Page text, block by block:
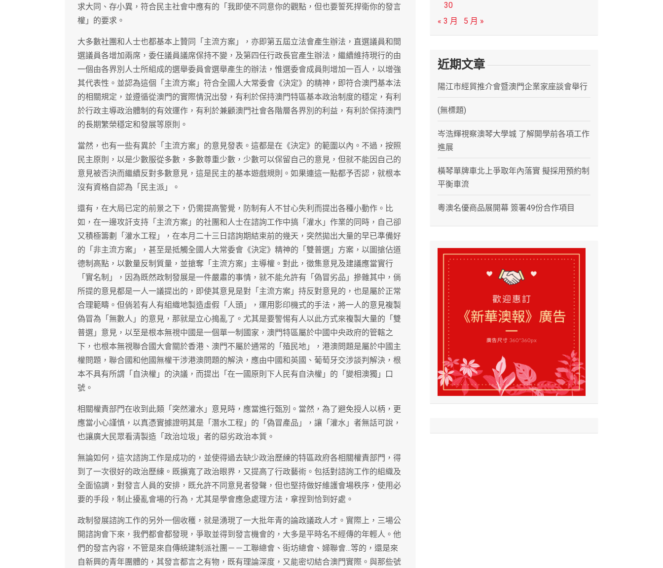
求大同、存小異，符合民主社會中應有的「我即使不同意你的觀點，但也要誓死捍衛你的發言
權」的要求。
大多數社團和人士也都基本上贊同「主流方案」，亦即第五屆立法會產生辦法，直選議員和間
選議員各增加兩席，委任議員議席保持不變，及第四任行政長官產生辦法，繼續維持現行的由
一個由各界別人士所組成的選舉委員會選舉產生的辦法，惟選委會成員則增加一百人，以增強
其代表性。並認為這個「主流方案」符合全國人大常委會《決定》的精神，即符合澳門基本法
的相關規定，並遵循從澳門的實際情況出發，有利於保持澳門特區基本政治制度的穩定，有利
於行政主導政治體制的有效運作，有利於兼顧澳門社會各階層各界別的利益，有利於保持澳門
的長期繁榮穩定和發展等原則。
當然，也有一些有異於「主流方案」的意見發表。這都是在《決定》的範圍以內。不過，按照
民主原則，以是少數服從多數，多數尊重少數，少數可以保留自己的意見，但就不能因自己的
意見被否決而繼續反對多數意見，這是民主的基本遊戲規則。如果連這一點都予否認，就根本
沒有資格自認為「民主派」。
還有，在大局已定的前景之下，仍需提高警覺，防制有人不甘心失利而提出各種小動作。比
如，在一邊攻訐支持「主流方案」的社團和人士在諮詢工作中搞「灌水」作業的同時，自己卻
又積極籌劃「灌水工程」，在本月二十三日諮詢期結束前的幾天，突然拋出大量的早已準備好
的「非主流方案」，甚至是抵觸全國人大常委會《決定》精神的「雙普選」方案，以圖搶佔道
德制高點，以數量反制質量，並搶奪「主流方案」主導權。對此，徵集意見及建議應當實行
「實名制」，因為既然政制發展是一件嚴肅的事情，就不能允許有「偽冒劣品」摻雜其中，倘
所提的意見都是一人一議提出的，即使其意見是對「主流方案」持反對意見的，也是屬於正常
合理範疇。但倘若有人有組織地製造虛假「人頭」，運用影印機式的手法，將一人的意見複製
偽冒為「無數人」的意見，那就是立心搗亂了。尤其是要警惕有人以此方式來複製大量的「雙
普選」意見，以至是根本無視中國是一個單一制國家，澳門特區屬於中國中央政府的管轄之
下，也根本無視聯合國大會關於香港、澳門不屬於通常的「殖民地」，港澳問題是屬於中國主
權問題，聯合國和他國無權干涉港澳問題的解決，應由中國和英國、葡萄牙交涉談判解決，根
本不具有所謂「自決權」的決議，而提出「在一國原則下人民有自決權」的「變相澳獨」口
號。
相關權責部門在收到此類「突然灌水」意見時，應當進行甄別。當然，為了避免授人以柄，更
應當小心謹慎，以真憑實據證明其是「潛水工程」的「偽冒產品」，讓「灌水」者無話可說，
也讓廣大民眾看清製造「政治垃圾」者的惡劣政治本質。
無論如何，這次諮詢工作是成功的，並使得過去缺少政治歷練的特區政府各相關權責部門，得
到了一次很好的政治歷練。既擴寬了政治眼界，又提高了行政藝術。包括對諮詢工作的組織及
全面協調，對發言人員的安排，既允許不同意見者發聲，但也堅持做好維護會場秩序，使用必
要的手段，制止擾亂會場的行為，尤其是學會應急處理方法，拿捏到恰到好處。
政制發展諮詢工作的另外一個收穫，就是湧現了一大批年青的論政議政人才。實際上，三場公
開諮詢會下來，我們都會都發現，爭取並得到發言機會的，大多是平時名不經傳的年輕人。他
們的發言內容，不管是來自傳統建制派社團－－工聯總會、街坊總會、婦聯會…等的，還是來
自新興的青年團體的，其發言都言之有物，既有理論深度，又能密切結合澳門實際。與那些號
30
« 3 月
5 月 »
近期文章
陽江市經貿推介會暨澳門企業家座談會舉行
(無標題)
岑浩輝視察澳琴大學城 了解開學前各項工作
進展
橫琴單牌車北上爭取年內落實 擬採用預約制
平衡車流
粵澳名優商品展開幕 簽署49份合作項目